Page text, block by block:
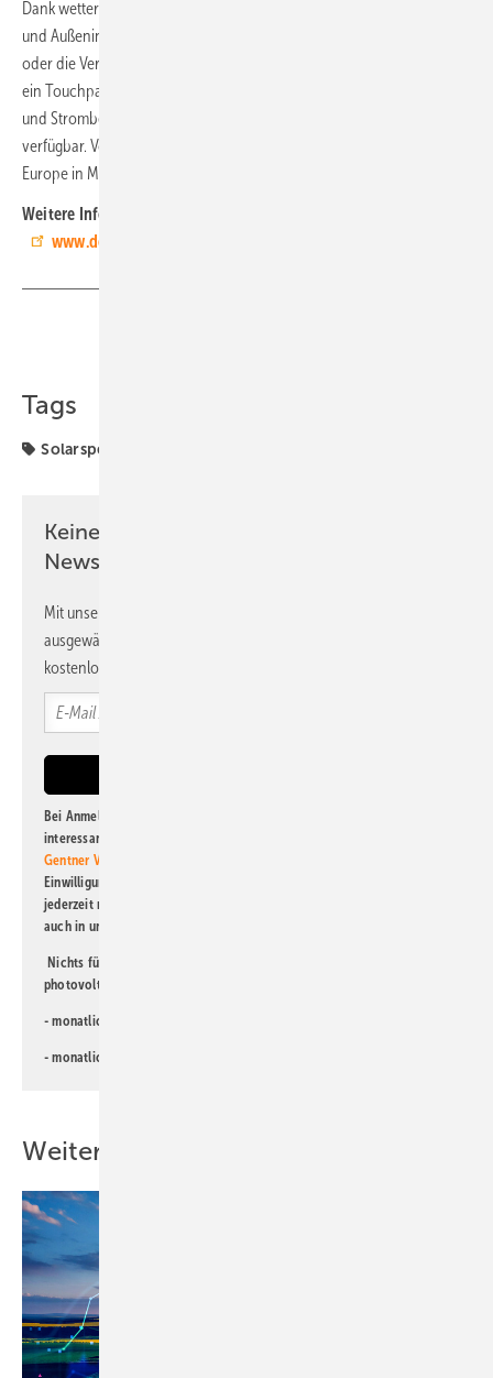
Dank wetterfestem Schutzgehäuse eignet sich der Speicher für Innen-
und Außeninstallation sowie für mobile Anwendungen wie Camping
oder die Versorgung von Elektrowerkzeugen. Das Gerät verfügt über
ein Touchpad und eine integrierte KI, die Verbrauchsdaten analysiert
und Strombezug zeitlich optimiert. Verschiedene Farbvarianten sind
verfügbar. Vorgestellt wird das System vom 23. bis 25. Juni auf der ees
Europe in München,
Weitere Informationen zur Produktneuheit unter
www.deyletech.de
Tags
Solarspeicher
Keine Zeit? Kein Problem mit dem PV
Newsletter!
Mit unserem Newsletter erhalten Sie regelmäßig von uns
ausgewählte Informationen und Neuigkeiten, gebündelt und
kostenlos direkt ins Postfach.
Bei Anmeldung zu diesem Newsletter bin ich damit einverstanden, über
interessante Verlags- und Online-Angebote
Gentner Verlag GmbH & Co. KG
Einwilligung kann ich jederzeit widerrufen und eine Abmeldung ist
jederzeit möglich. Informationen zum Umgang mit Daten finden Sie
auch in unserer
Nichts für Sie dabei? Dann lesen Sie doch einen unserer weiteren
photovoltaik-Newsletter!
- monatlicher
- monatlicher
Weitere Inhalte